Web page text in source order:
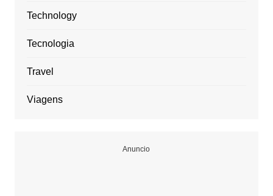
Technology
Tecnologia
Travel
Viagens
Anuncio